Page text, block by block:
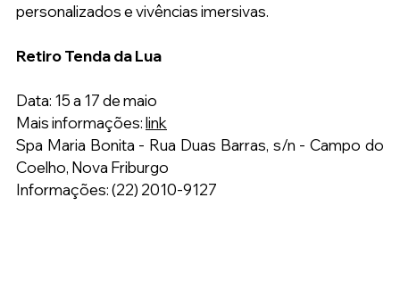
personalizados e vivências imersivas.
Retiro Tenda da Lua
Data: 15 a 17 de maio
Mais informações: link
Spa Maria Bonita - Rua Duas Barras, s/n - Campo do
Coelho, Nova Friburgo
Informações: (22) 2010-9127